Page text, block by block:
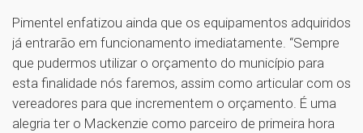
Pimentel enfatizou ainda que os equipamentos adquiridos
já entrarão em funcionamento imediatamente. “Sempre
que pudermos utilizar o orçamento do município para
esta finalidade nós faremos, assim como articular com os
vereadores para que incrementem o orçamento. É uma
alegria ter o Mackenzie como parceiro de primeira hora